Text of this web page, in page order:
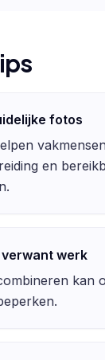
fotos
en
verwant werk
kan